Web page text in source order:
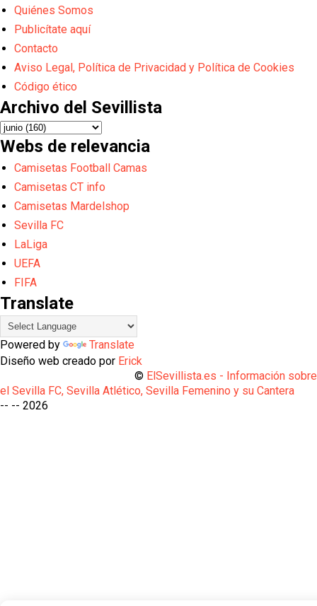
Quiénes Somos
Publicítate aquí
Contacto
Aviso Legal, Política de Privacidad y Política de Cookies
Código ético
Archivo del Sevillista
Webs de relevancia
Camisetas Football Camas
Camisetas CT info
Camisetas Mardelshop
Sevilla FC
LaLiga
UEFA
FIFA
Translate
Powered by
Translate
Diseño web creado por Erick
© ElSevillista.es - Información sobre
el Sevilla FC, Sevilla Atlético, Sevilla Femenino y su Cantera
-- -- 2026